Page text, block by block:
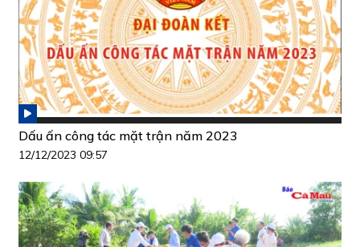
Dấu ấn công tác mặt trận năm 2023
12/12/2023 09:57